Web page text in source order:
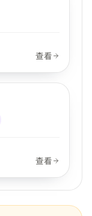
查看
查看